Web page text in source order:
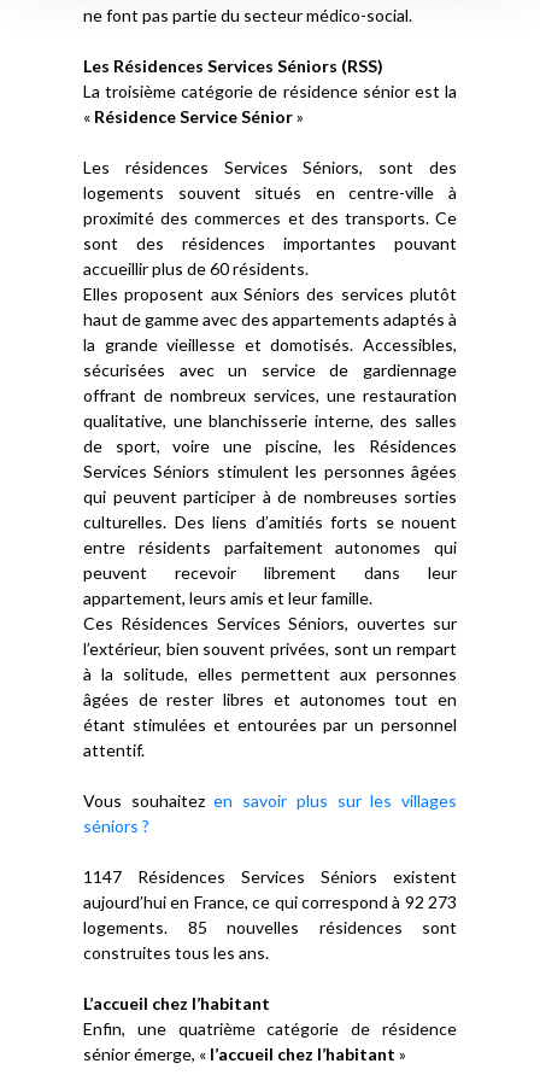
ne font pas partie du secteur médico-social.
Les Résidences Services Séniors (RSS)
La troisième catégorie de résidence sénior est la
« Résidence Service Sénior»
Les résidences Services Séniors, sont des
logements souvent situés en centre-ville à
proximité des commerces et des transports. Ce
sont des résidences importantes pouvant
accueillir plus de 60 résidents.
Elles proposent aux Séniors des services plutôt
haut de gamme avec des appartements adaptés à
la grande vieillesse et domotisés. Accessibles,
sécurisées avec un service de gardiennage
offrant de nombreux services, une restauration
qualitative, une blanchisserie interne, des salles
de sport, voire une piscine, les Résidences
Services Séniors stimulent les personnes âgées
qui peuvent participer à de nombreuses sorties
culturelles. Des liens d’amitiés forts se nouent
entre résidents parfaitement autonomes qui
peuvent recevoir librement dans leur
appartement, leurs amis et leur famille.
Ces Résidences Services Séniors, ouvertes sur
l’extérieur, bien souvent privées, sont un rempart
à la solitude, elles permettent aux personnes
âgées de rester libres et autonomes tout en
étant stimulées et entourées par un personnel
attentif.
Vous souhaitezen savoir plus sur les villages
séniors ?
1147 Résidences Services Séniors existent
aujourd’hui en France, ce qui correspond à 92 273
logements. 85 nouvelles résidences sont
construites tous les ans.
L’accueil chez l’habitant
Enfin, une quatrième catégorie de résidence
sénior émerge, « l’accueil chez l’habitant »